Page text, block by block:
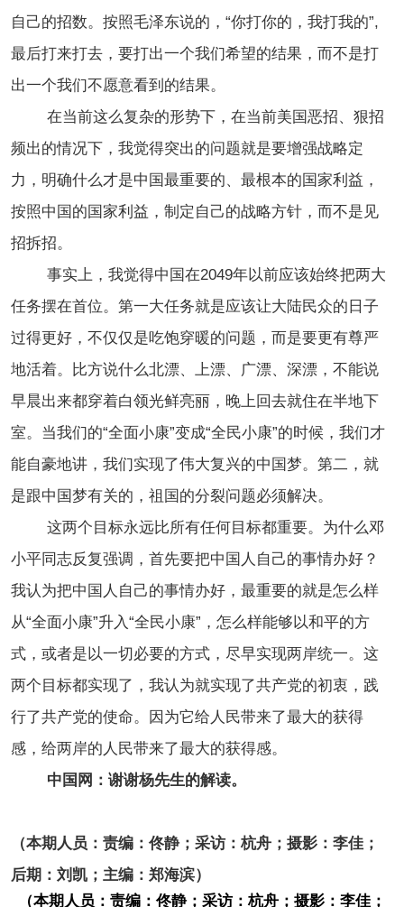
自己的招数。按照毛泽东说的，“你打你的，我打我的”,
最后打来打去，要打出一个我们希望的结果，而不是打
出一个我们不愿意看到的结果。
在当前这么复杂的形势下，在当前美国恶招、狠招
频出的情况下，我觉得突出的问题就是要增强战略定
力，明确什么才是中国最重要的、最根本的国家利益，
按照中国的国家利益，制定自己的战略方针，而不是见
招拆招。
事实上，我觉得中国在2049年以前应该始终把两大
任务摆在首位。第一大任务就是应该让大陆民众的日子
过得更好，不仅仅是吃饱穿暖的问题，而是要更有尊严
地活着。比方说什么北漂、上漂、广漂、深漂，不能说
早晨出来都穿着白领光鲜亮丽，晚上回去就住在半地下
室。当我们的“全面小康”变成“全民小康”的时候，我们才
能自豪地讲，我们实现了伟大复兴的中国梦。第二，就
是跟中国梦有关的，祖国的分裂问题必须解决。
这两个目标永远比所有任何目标都重要。为什么邓
小平同志反复强调，首先要把中国人自己的事情办好？
我认为把中国人自己的事情办好，最重要的就是怎么样
从“全面小康”升入“全民小康”，怎么样能够以和平的方
式，或者是以一切必要的方式，尽早实现两岸统一。这
两个目标都实现了，我认为就实现了共产党的初衷，践
行了共产党的使命。因为它给人民带来了最大的获得
感，给两岸的人民带来了最大的获得感。
中国网：谢谢杨先生的解读。
（本期人员：责编：佟静；采访：杭舟；摄影：李佳；
后期：刘凯；主编：郑海滨）
​（本期人员：责编：佟静；采访：杭舟；摄影：李佳；